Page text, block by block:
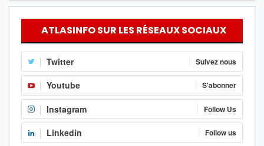
ATLASINFO SUR LES RÉSEAUX SOCIAUX
Twitter Suivez nous
Youtube S'abonner
Instagram Follow Us
Linkedin Follow us